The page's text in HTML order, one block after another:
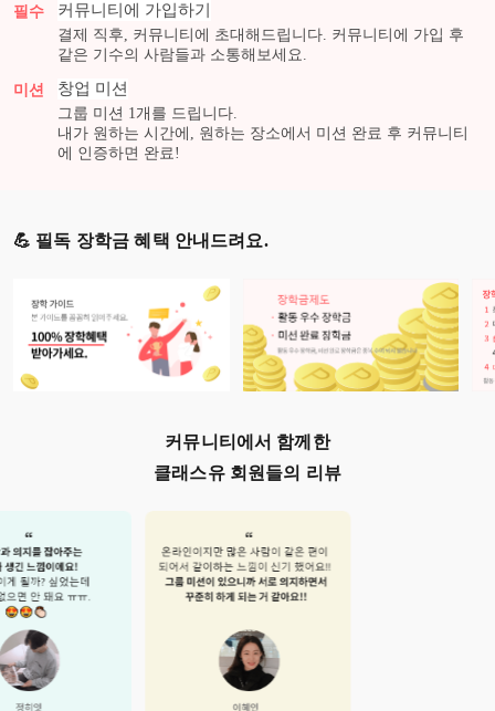
필수 커뮤니티에 가입하기
결제 직후, 커뮤니티에 초대해드립니다. 커뮤니티에 가입 후
같은 기수의 사람들과 소통해보세요.
미션 창업 미션
그룹 미션 1개를 드립니다.
내가 원하는 시간에, 원하는 장소에서 미션 완료 후 커뮤니티
에 인증하면 완료!
💪 필독 장학금 혜택 안내드려요.
커뮤니티에서 함께한
클래스유 회원들의 리뷰